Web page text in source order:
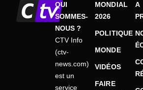
QUI
SOMMES-
NOUS ?
CTV Info
(ctv-
news.com)
est un
service
MONDIAL
2026
POLITIQUE
MONDE
VIDÉOS
FAIRE
A